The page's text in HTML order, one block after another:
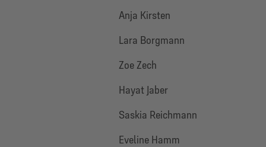
Anja Kirsten
Lara Borgmann
Zoe Zech
Hayat Jaber
Saskia Reichmann
Eveline Hamm